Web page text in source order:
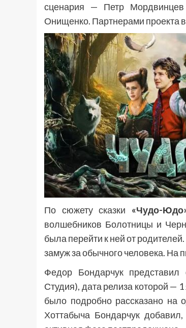
сценария — Петр
Онищенко. Партнерами проекта
По сюжету сказки «Чудо-
волшебников Болотницы и
была перейти к ней от
замуж за обычного человека. На
Федор Бондарчук представил
Студия), дата релиза которой —
было подробно рассказано на
Хоттабыча Бондарчук